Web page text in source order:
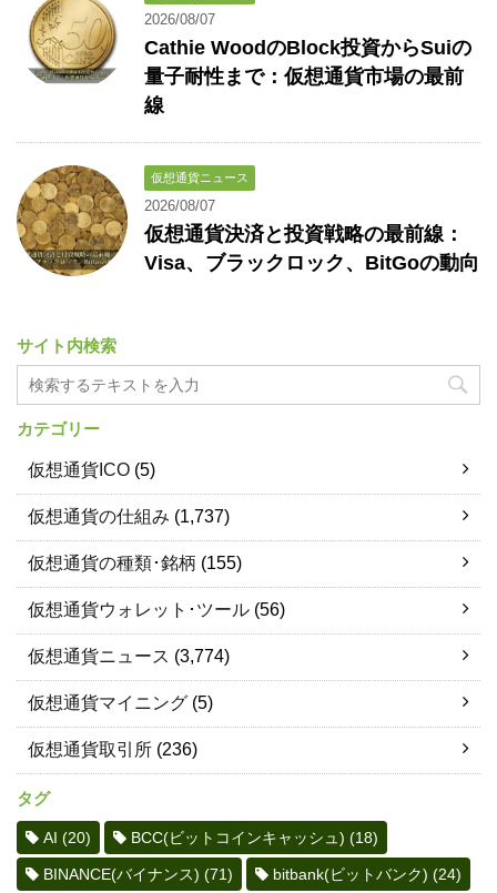
2026/08/07
Cathie WoodのBlock投資からSuiの
量子耐性まで：仮想通貨市場の最前
線
仮想通貨ニュース
2026/08/07
仮想通貨決済と投資戦略の最前線：
Visa、ブラックロック、BitGoの動向
サイト内検索
カテゴリー
仮想通貨ICO (5)
仮想通貨の仕組み (1,737)
仮想通貨の種類･銘柄 (155)
仮想通貨ウォレット･ツール (56)
仮想通貨ニュース (3,774)
仮想通貨マイニング (5)
仮想通貨取引所 (236)
タグ
AI (20) BCC(ビットコインキャッシュ) (18)
BINANCE(バイナンス) (71) bitbank(ビットバンク) (24)